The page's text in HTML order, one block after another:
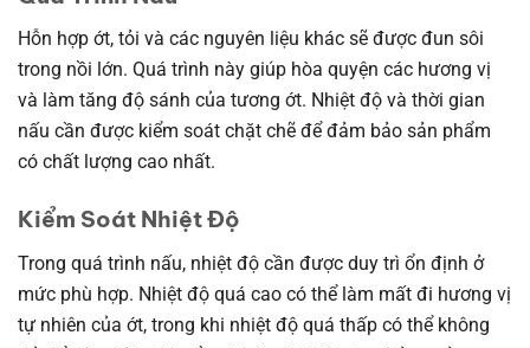
Hỗn hợp ớt, tỏi và các nguyên liệu khác sẽ được đun sôi
trong nồi lớn. Quá trình này giúp hòa quyện các hương vị
và làm tăng độ sánh của tương ớt. Nhiệt độ và thời gian
nấu cần được kiểm soát chặt chẽ để đảm bảo sản phẩm
có chất lượng cao nhất.
Kiểm Soát Nhiệt Độ
Trong quá trình nấu, nhiệt độ cần được duy trì ổn định ở
mức phù hợp. Nhiệt độ quá cao có thể làm mất đi hương vị
tự nhiên của ớt, trong khi nhiệt độ quá thấp có thể không